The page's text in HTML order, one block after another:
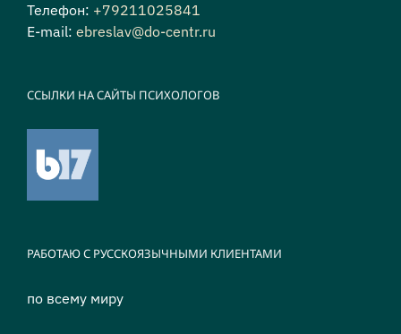
Телефон: +79211025841
E-mail: ebreslav@do-centr.ru
ССЫЛКИ НА САЙТЫ ПСИХОЛОГОВ
РАБОТАЮ С РУССКОЯЗЫЧНЫМИ КЛИЕНТАМИ
по всему миру